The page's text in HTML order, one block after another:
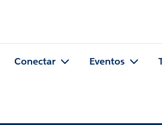
Conectar Eventos